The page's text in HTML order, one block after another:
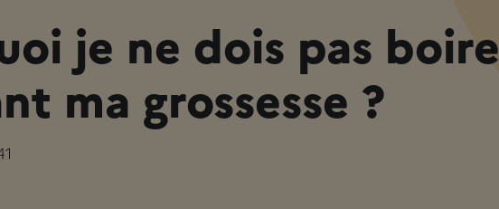
je ne dois pas boire
ma grossesse ?